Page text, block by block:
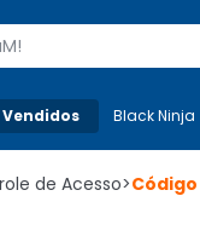
Mais-v-
Black Ninja
de Acesso>Código